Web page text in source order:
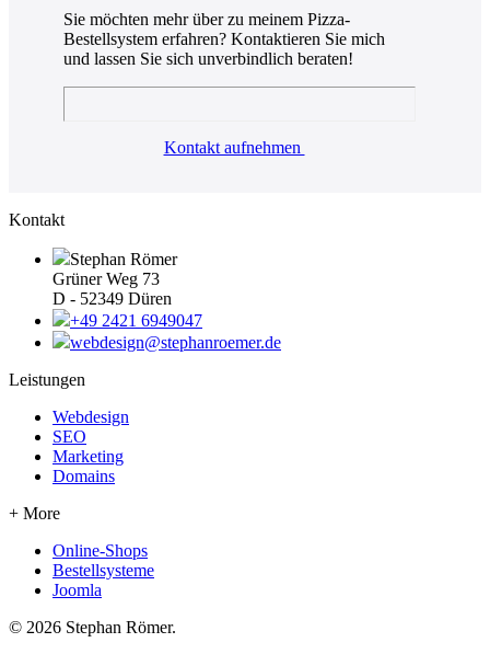
Sie möchten mehr über zu meinem Pizza-
Bestellsystem erfahren? Kontaktieren Sie mich
und lassen Sie sich unverbindlich beraten!
Kontakt aufnehmen
Kontakt
Stephan Römer
Grüner Weg 73
D - 52349 Düren
+49 2421 6949047
webdesign@stephanroemer.de
Leistungen
Webdesign
SEO
Marketing
Domains
+ More
Online-Shops
Bestellsysteme
Joomla
© 2026 Stephan Römer.